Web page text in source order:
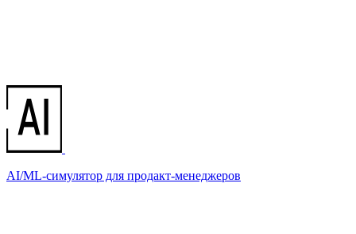
AI/ML-симулятор для продакт-менеджеров